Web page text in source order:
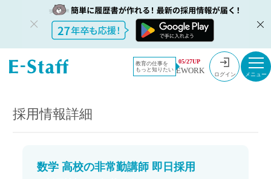
教育の仕事を
もっと知りたい
05/27UP
EWORK ログイン
教員採用情
報のイー・
採用情報
数学 高校の非常勤講師 即日採用
採用情報詳細
数学 高校の非常勤講師 即日採用